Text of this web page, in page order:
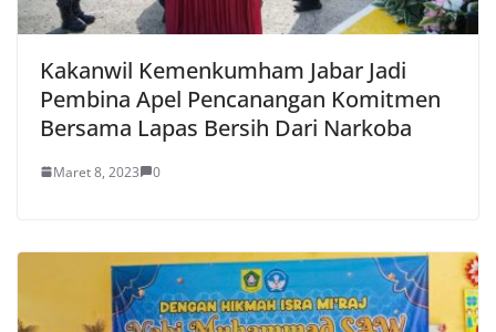
Kakanwil Kemenkumham Jabar Jadi
Pembina Apel Pencanangan Komitmen
Bersama Lapas Bersih Dari Narkoba
Maret 8, 2023 0